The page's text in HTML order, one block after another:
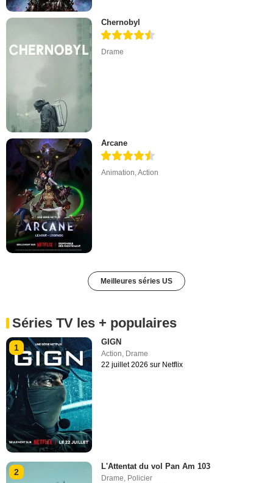
Chernobyl
Drame
Arcane
Animation,Action
Meilleures séries US
Séries TV les + populaires
1
GIGN
Action, Drame
22 juillet 2026 sur Netflix
2
L'Attentat du vol Pan Am 103
Drame Policier